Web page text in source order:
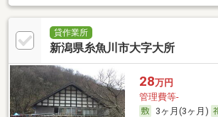
貸作業所
新潟県糸魚川市大字大所
28万円
管理費等-
3ヶ月(3ヶ月)